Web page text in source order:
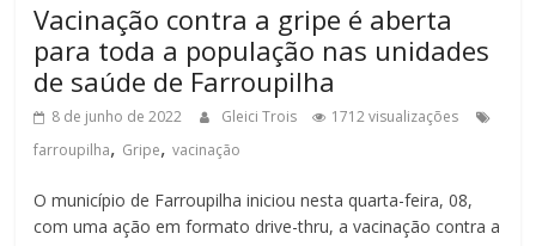
Vacinação contra a gripe é aberta
para toda a população nas unidades
de saúde de Farroupilha
8 de junho de 2022 Gleici Trois
1712 visualizações
farroupilha, Gripe,vacinação
O município de Farroupilha iniciou nesta quarta-feira, 08,
com uma ação em formato drive-thru, a vacinação contra a